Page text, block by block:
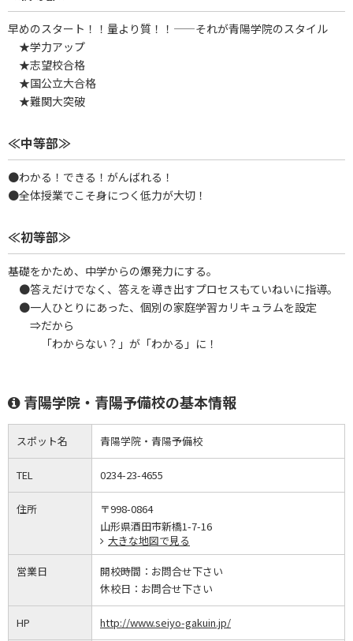
早めのスタート！！量より質！！――それが青陽学院のスタイル
★学力アップ
★志望校合格
★国公立大合格
★難関大突破
≪中等部≫
●わかる！できる！がんばれる！
●全体授業でこそ身につく低力が大切！
≪初等部≫
基礎をかため、中学からの爆発力にする。
●答えだけでなく、答えを導き出すプロセスもていねいに指導。
●一人ひとりにあった、個別の家庭学習カリキュラムを設定
⇒だから
「わからない？」が「わかる」に！
青陽学院・青陽予備校の基本情報
スポット名 青陽学院・青陽予備校
TEL 0234-23-4655
住所
〒998-0864
山形県酒田市新橋1-7-16
大きな地図で見る
営業日 開校時間： お問合せ下さい
休校日： お問合せ下さい
HP http://www.seiyo-gakuin.jp/